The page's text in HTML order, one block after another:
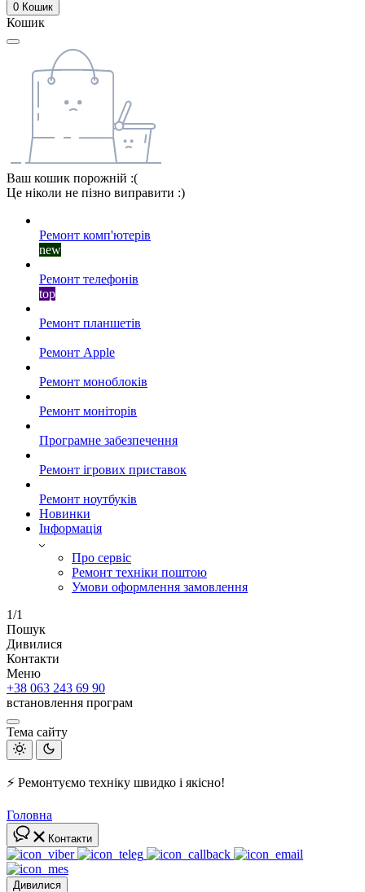
0 Кошик
Кошик
Ваш кошик порожній :(
Це ніколи не пізно виправити :)
Ремонт комп'ютерів
new
Ремонт телефонів
top
Ремонт планшетів
Ремонт Apple
Ремонт моноблоків
Ремонт моніторів
Програмне забезпечення
Ремонт ігрових приставок
Ремонт ноутбуків
Новинки
Інформація
Про сервіс
Ремонт техніки поштою
Умови оформлення замовлення
1/1
Пошук
Дивилися
Контакти
Меню
+38 063 243 69 90
встановлення програм
Тема сайту
⚡ Ремонтуємо техніку швидко і якісно!
Головна
Контакти
Дивилися